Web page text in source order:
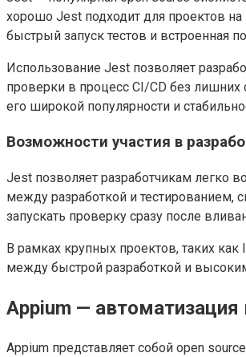
хорошо Jest подходит для проектов
быстрый запуск тестов и встроенная
Использование Jest позволяет
проверки в процесс CI/CD без лишних
его широкой популярности и
Возможности участия в
Jest позволяет разработчикам легко
между разработкой и тестированием,
запускать проверку сразу после
В рамках крупных проектов, таких
между быстрой разработкой и
Appium —
Appium представляет собой open